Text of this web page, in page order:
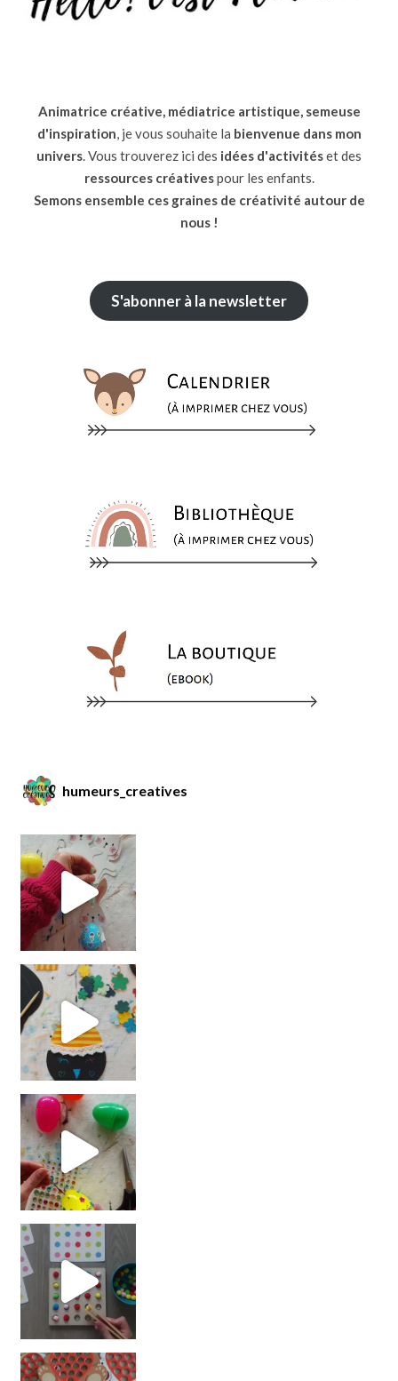
Animatrice créative, médiatrice artistique, semeuse
d'inspiration , je vous souhaite la bienvenue dans mon
univers . Vous trouverez ici des idées d'activitéset des
ressources créativespour les enfants.
Semons ensemble ces graines de créativité autour de
nous !
S'abonner à la newsletter
humeurs_creatives